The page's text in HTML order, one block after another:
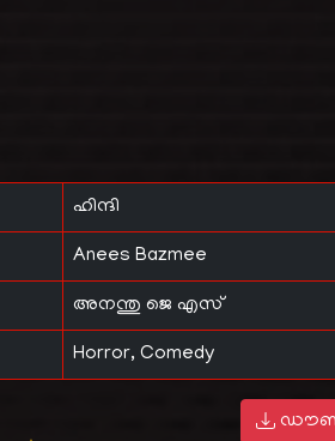
ഹിന്ദി
Anees Bazmee
അനന്തു ജെ എസ്
Horror, Comedy